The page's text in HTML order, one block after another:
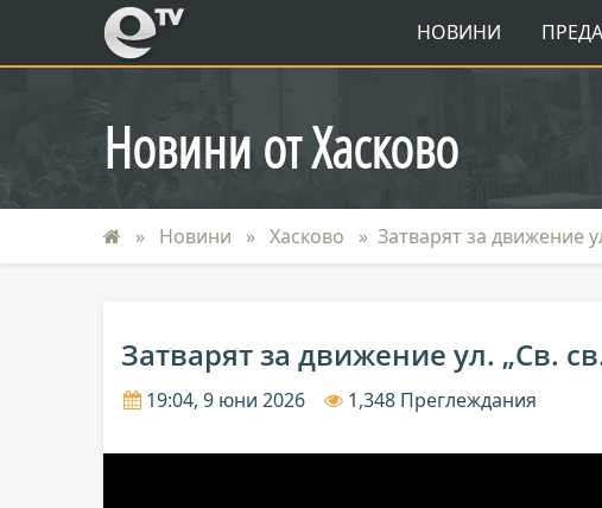
eTV НОВИНИ
Новини от Хасково
Новини Хасково Затварят за движение
Затварят за движение ул. „Св.
19:04, 9 юни 2026 1,348 Преглеждания